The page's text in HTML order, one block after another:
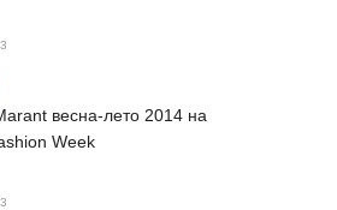
весна-лето 2014 на
Week